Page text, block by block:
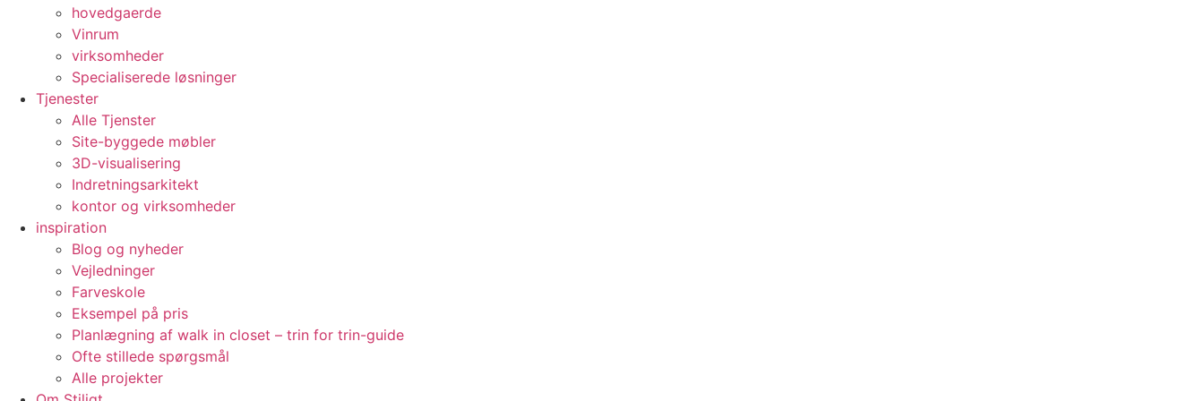
hovedgaerde
Vinrum
virksomheder
Specialiserede løsninger
Tjenester
Alle Tjenster
Site-byggede møbler
3D-visualisering
Indretningsarkitekt
kontor og virksomheder
inspiration
Blog og nyheder
Vejledninger
Farveskole
Eksempel på pris
Planlægning af walk in closet – trin for trin-guide
Ofte stillede spørgsmål
Alle projekter